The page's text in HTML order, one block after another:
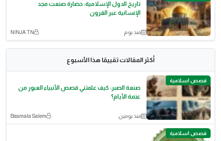
تاريخ الدول الإسلامية: حضارة صنعت مجد
الإنسانية عبر القرون
منذ يوم NINJA TN
أكثر المقالات تقييمًا هذا الأسبوع
قصص اسلامية
صنعة الصبر: كيف علمتني قصص الأنبياء العبور من
عتمة الأيام؟
منذ يومين Basmala Salem
قصص اسلامية